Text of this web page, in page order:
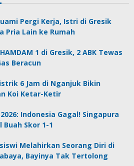
Pergi Kerja, Istri di Gresik
Pria Lain ke Rumah
1 di Gresik, 2 ABK Tewas
Beracun
6 Jam di Nganjuk Bikin
Koi Ketar-Ketir
Indonesia Gagal! Singapura
Buah Skor 1-1
Melahirkan Seorang Diri di
Bayinya Tak Tertolong